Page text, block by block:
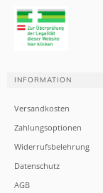
INFORMATION
Versandkosten
Zahlungsoptionen
Widerrufsbelehrung
Datenschutz
AGB